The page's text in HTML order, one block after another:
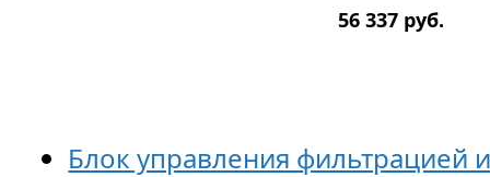
56 337 руб.
Блок управления фильтрацией